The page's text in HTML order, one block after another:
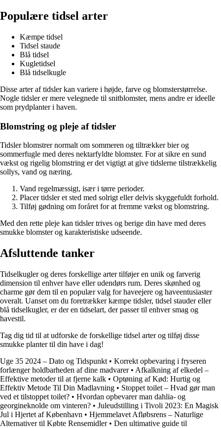
Populære tidsel arter
Kæmpe tidsel
Tidsel staude
Blå tidsel
Kugletidsel
Blå tidselkugle
Disse arter af tidsler kan variere i højde, farve og blomsterstørrelse.
Nogle tidsler er mere velegnede til snitblomster, mens andre er ideelle
som prydplanter i haven.
Blomstring og pleje af tidsler
Tidsler blomstrer normalt om sommeren og tiltrækker bier og
sommerfugle med deres nektarfyldte blomster. For at sikre en sund
vækst og rigelig blomstring er det vigtigt at give tidslerne tilstrækkelig
sollys, vand og næring.
Vand regelmæssigt, især i tørre perioder.
Placer tidsler et sted med solrigt eller delvis skyggefuldt forhold.
Tilføj gødning om foråret for at fremme vækst og blomstring.
Med den rette pleje kan tidsler trives og berige din have med deres
smukke blomster og karakteristiske udseende.
Afsluttende tanker
Tidselkugler og deres forskellige arter tilføjer en unik og farverig
dimension til enhver have eller udendørs rum. Deres skønhed og
charme gør dem til en populær valg for haveejere og haveentusiaster
overalt. Uanset om du foretrækker kæmpe tidsler, tidsel stauder eller
blå tidselkugler, er der en tidselart, der passer til enhver smag og
havestil.
Tag dig tid til at udforske de forskellige tidsel arter og tilføj disse
smukke planter til din have i dag!
Uge 35 2024 – Dato og Tidspunkt • Korrekt opbevaring i fryseren
forlænger holdbarheden af dine madvarer• Afkalkning af elkedel –
Effektive metoder til at fjerne kalk • Optøning af Kød: Hurtig og
Effektiv Metode Til Din Madlavning • Stoppet toilet – Hvad gør man
ved et tilstoppet toilet? • Hvordan opbevarer man dahlia- og
georgineknolde om vinteren? • Juleudstilling i Tivoli 2023: En Magisk
Jul i Hjertet af København • Hjemmelavet Afløbsrens – Naturlige
Alternativer til Købte Rensemidler• Den ultimative guide til